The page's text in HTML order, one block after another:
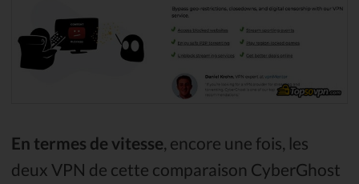
En termes de vitesse , encore une fois, les
deux VPN de cette comparaison CyberGhost